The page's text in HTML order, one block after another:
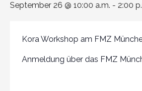
September 26 @ 10:00 a.m. - 2:00
Kora Workshop am FMZ
Anmeldung über das FMZ